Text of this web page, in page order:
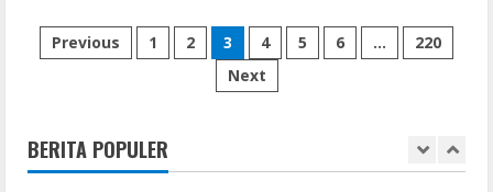
Proyek
Jalan
Kasui–
Ditanya
Progres
dan
Posts
Previous 1 2 3 4 5 6 …
220
Next
BERITA POPULER
August 4, 2026
1
Serialers
Ableton Live Crack + Portable Windows